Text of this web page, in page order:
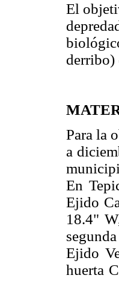
El
derribo)
Para la
a
En
Ejido
18.4"
Ejido
huerta